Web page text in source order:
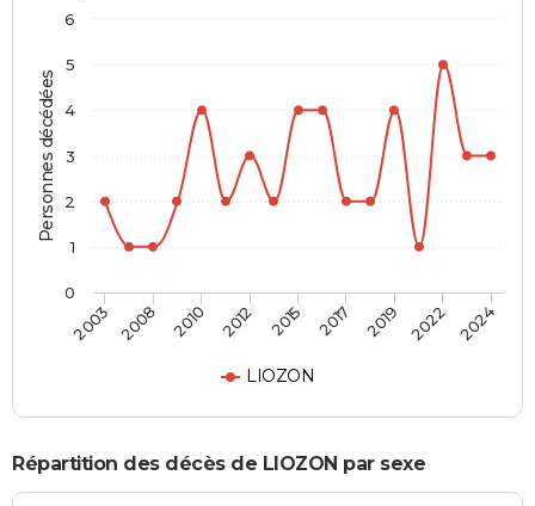
Personnes décédées
LIOZON
2003 2008 2010 2012 2015 2017 2019 2022 2024
0
1
2
3
4
5
6
Répartition des décès de LIOZON par sexe